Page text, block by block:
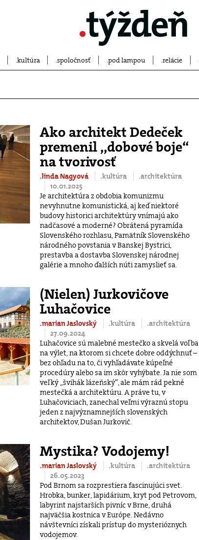
kultúra spoločnosť pod lampou relácie
Ako architekt Dedeček
premenil ,,dobové boje“
na tvorivosť
.linda Nagyová .kultúra
.architektúra
10.01.2025
Je architektúra z obdobia komunizmu
nevyhnutne komunistická, aj keď niektoré
budovy historici architektúry vnímajú ako
nadčasové a moderné? Obrátená pyramída
Slovenského rozhlasu, Pamätník Slovenského
národného povstania v Banskej Bystrici,
prestavba a dostavba Slovenskej národnej
galérie a mnoho ďalších núti zamyslieť sa.
(Nielen) Jurkovičove
Luhačovice
.marian Jaslovský .kultúra
.architektúra
27.09.2024
Luhačovice sú malebné mestečko a skvelá voľba
na výlet, na ktorom si chcete dobre oddýchnuť –
bez ohľadu na to, či vyhľadávate kúpeľné
procedúry alebo sa im skôr vyhýbate. Ja nie som
veľký „švihák lázeňský“, ale mám rád pekné
mestečká a architektúru. A práve tu, v
Luhačoviciach, zanechal veľmi výraznú stopu
jeden z najvýznamnejších slovenských
architektov, Dušan Jurkovič.
Mystika? Vodojemy!
.marian Jaslovský .kultúra
.architektúra
26.05.2023
Pod Brnom sa rozprestiera fascinujúci svet.
Hrobka, bunker, lapidárium, kryt pod Petrovom,
labyrint najstarších pivníc v Brne, druhá
najväčšia kostnica v Európe. Nedávno
návštevníci získali prístup do mysterióznych
vodojemov.